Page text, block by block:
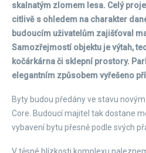
skalnatým zlomem lesa. Celý
citlivě s ohledem na charakter
budoucím uživatelům zajišťoval
Samozřejmostí objektu je výtah,
kočárkárna či sklepní prostory.
elegantním způsobem vyřešeno
Byty budou předány ve stavu
Core. Budoucí majitel tak dostane
vybavení bytu přesně podle svých